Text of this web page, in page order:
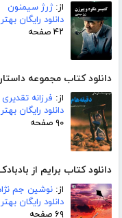
از:ژرژ سیمنون
دانلود رایگان
۴۲ صفحه
دانلود کتاب مجموعه
از: فرزانه تقدیری
دانلود رایگان
۹۰ صفحه
دانلود کتاب برایم از
از: نوشین جم
دانلود رایگان
۶۹ صفحه